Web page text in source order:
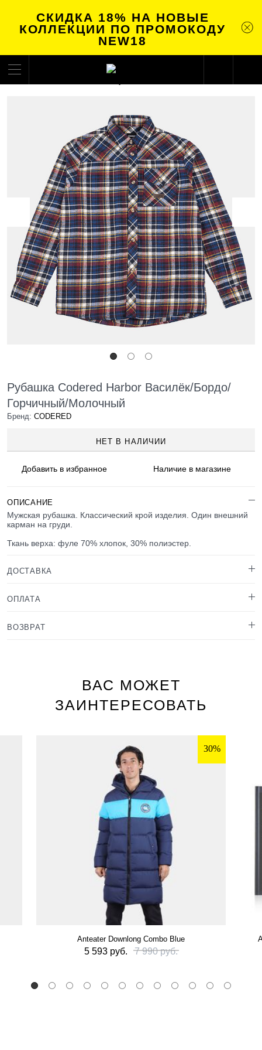
СКИДКА 18% НА НОВЫЕ
КОЛЛЕКЦИИ ПО ПРОМОКОДУ
NEW18
Рубашка Codered Harbor Василёк/Бордо/
Горчичный/Молочный
Бренд: CODERED
НЕТ В НАЛИЧИИ
Добавить в избранное Наличиев магазине
ОПИСАНИЕ
Мужская рубашка. Классический крой изделия. Один внешний
карман на груди.
Ткань верха: фуле 70% хлопок, 30% полиэстер.
ДОСТАВКА
ОПЛАТА
ВОЗВРАТ
ВАС МОЖЕТ
ЗАИНТЕРЕСОВАТЬ
30%
Anteater Downlong Combo Blue
5 593 руб. 7 990 руб.